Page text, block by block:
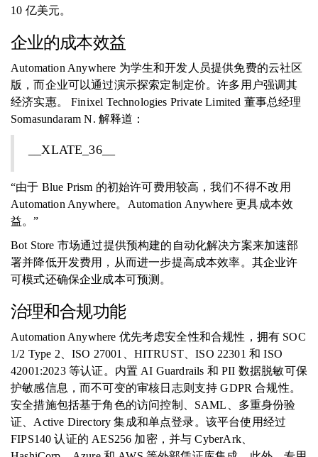
10 亿美元。
企业的成本效益
Automation Anywhere 为学生和开发人员提供免费的云社区
版，而企业可以通过演示探索定制定价。许多用户强调其
经济实惠。 Finixel Technologies Private Limited 董事总经理
Somasundaram N. 解释道：
__XLATE_36__
“由于 Blue Prism 的初始许可费用较高，我们不得不改用
Automation Anywhere。Automation Anywhere 更具成本效
益。”
Bot Store 市场通过提供预构建的自动化解决方案来加速部
署并降低开发费用，从而进一步提高成本效率。其企业许
可模式还确保企业成本可预测。
治理和合规功能
Automation Anywhere 优先考虑安全性和合规性，拥有 SOC
1/2 Type 2、ISO 27001、HITRUST、ISO 22301 和 ISO
42001:2023 等认证。内置 AI Guardrails 和 PII 数据脱敏可保
护敏感信息，而不可变的审核日志则支持 GDPR 合规性。
安全措施包括基于角色的访问控制、SAML、多重身份验
证、Active Directory 集成和单点登录。该平台使用经过
FIPS140 认证的 AES256 加密，并与 Cyber​​Ark、